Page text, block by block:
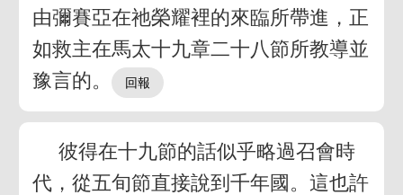
由彌賽亞在祂榮耀裡的來臨所帶進，正
如救主在馬太十九章二十八節所教導並
豫言的。
彼得在十九節的話似乎略過召會時
代，從五旬節直接說到千年國。這也許